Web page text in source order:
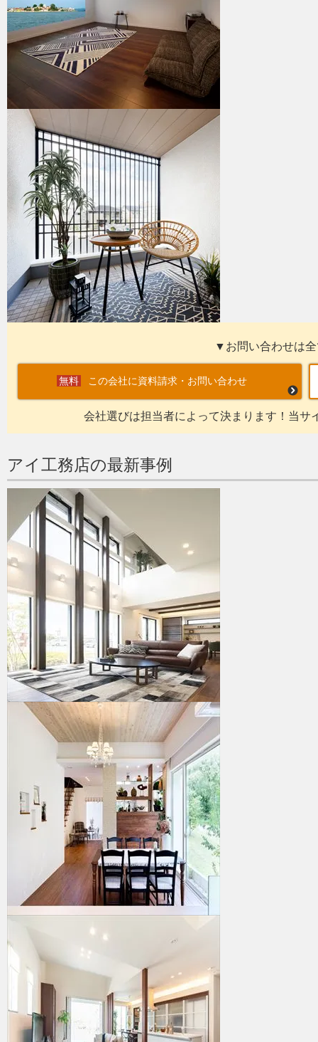
▼お問い合わせは
この会社に資料請求・お問い合わせ
会社選びは担当者によって決まります！当サ
アイ工務店の最新事例